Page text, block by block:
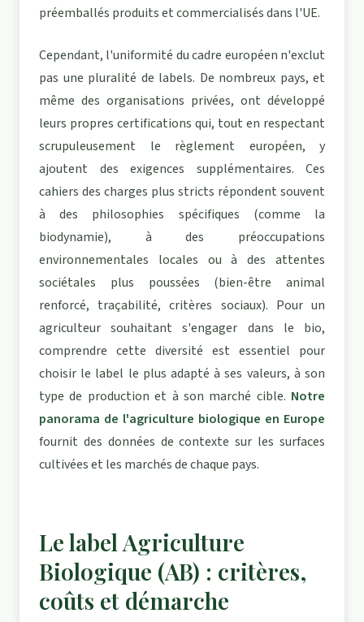
préemballés produits et commercialisés dans l'UE.
Cependant, l'uniformité du cadre européen n'exclut
pas une pluralité de labels. De nombreux pays, et
même des organisations privées, ont développé
leurs propres certifications qui, tout en respectant
scrupuleusement le règlement européen, y
ajoutent des exigences supplémentaires. Ces
cahiers des charges plus stricts répondent souvent
à des philosophies spécifiques (comme la
biodynamie), à des préoccupations
environnementales locales ou à des attentes
sociétales plus poussées (bien-être animal
renforcé, traçabilité, critères sociaux). Pour un
agriculteur souhaitant s'engager dans le bio,
comprendre cette diversité est essentiel pour
choisir le label le plus adapté à ses valeurs, à son
type de production et à son marché cible. Notre
panorama de l'agriculture biologique en Europe
fournit des données de contexte sur les surfaces
cultivées et les marchés de chaque pays.
Le label Agriculture
Biologique (AB) : critères,
coûts et démarche